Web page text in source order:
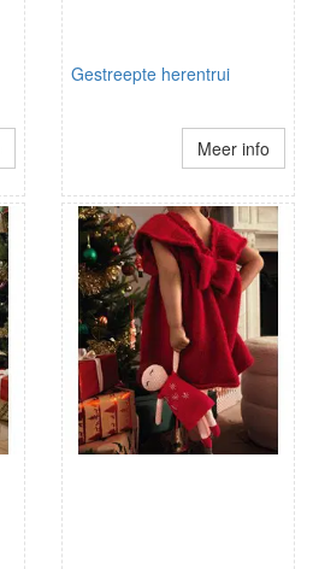
Gestreepte herentrui
Meer info